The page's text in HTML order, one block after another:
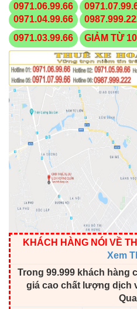
0971.06.99.66
0971.04.99.66
0971.03.99.66
GIẢM TỪ
KHÁCH HÀNG NÓI VỀ
Xem
Trong 99.999 khách hàng
giá cao chất lượng dịch